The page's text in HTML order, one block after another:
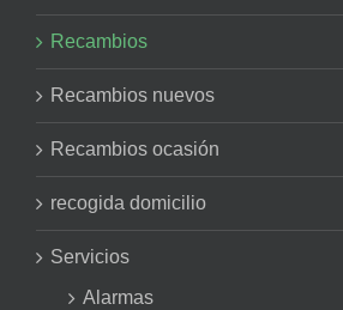
Recambios
Recambios nuevos
Recambios ocasión
recogida domicilio
Servicios
Alarmas